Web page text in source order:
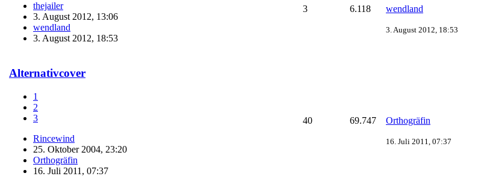
thejailer
3. August 2012, 13:06
wendland
3. August 2012, 18:53
3 6.118 wendland
3. August 2012, 18:53
Alternativcover
1
2
3
Rincewind
25. Oktober 2004, 23:20
Orthogräfin
16. Juli 2011, 07:37
40 69.747 Orthogräfin
16. Juli 2011, 07:37